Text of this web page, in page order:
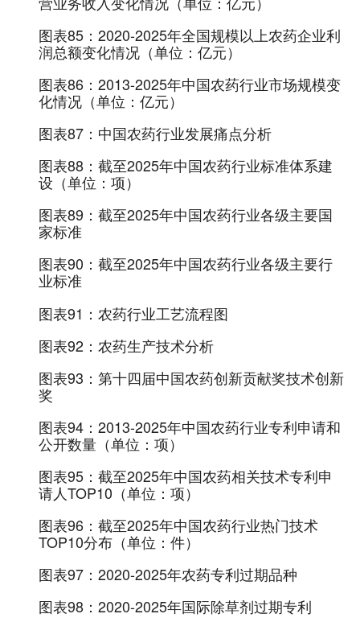
图表85： 2020-2025年全国规模以上农药企业利
润总额变化情况（单位：亿元）
图表86： 2013-2025年中国农药行业市场规模变
化情况（单位：亿元）
图表87： 中国农药行业发展痛点分析
图表88： 截至2025年中国农药行业标准体系建
设（单位：项）
图表89： 截至2025年中国农药行业各级主要国
家标准
图表90： 截至2025年中国农药行业各级主要行
业标准
图表91： 农药行业工艺流程图
图表92： 农药生产技术分析
图表93： 第十四届中国农药创新贡献奖技术创新
奖
图表94： 2013-2025年中国农药行业专利申请和
公开数量（单位：项）
图表95： 截至2025年中国农药相关技术专利申
请人TOP10（单位：项）
图表96： 截至2025年中国农药行业热门技术
TOP10分布（单位：件）
图表97： 2020-2025年农药专利过期品种
图表98： 2020-2025年国际除草剂过期专利